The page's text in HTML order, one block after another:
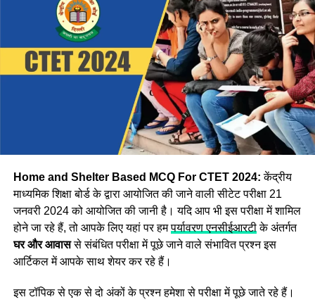
डाउनलोड करें आंसर-की
Step:1 CBSE CTET उत्तर कुंजी डाउनलोड करने के लिए, सबसे पहले
आपको आधिकारिक वेबसाइट ctet.nic.in पर जाना होगा
Step:2 अब वेबसाइट पर दिखाई दे रहेCTET Answer Key 2024
Step:3 अब आपको एप्लीकेशन नंबर और जन्म की तारीख दर्ज करके
लॉगिन करना होगा इसके बाद Asnswer Key स्क्रीन पर प्रदर्शित हो
जाएगी।
Home and Shelter Based MCQ For CTET 2024: केंद्रीय
माध्यमिक शिक्षा बोर्ड के द्वारा आयोजित की जाने वाली सीटेट परीक्षा 21
जनवरी 2024 को आयोजित की जानी है। यदि आप भी इस परीक्षा में शामिल
होने जा रहे हैं, तो आपके लिए यहां पर हमपर्यावरण एनसीईआरटीके अंतर्गत
घर और आवाससे संबंधित परीक्षा में पूछे जाने वाले संभावित प्रश्न इस
आर्टिकल में आपके साथ शेयर कर रहे हैं।
इस टॉपिक से एक से दो अंकों के प्रश्न हमेशा से परीक्षा में पूछे जाते रहे हैं।